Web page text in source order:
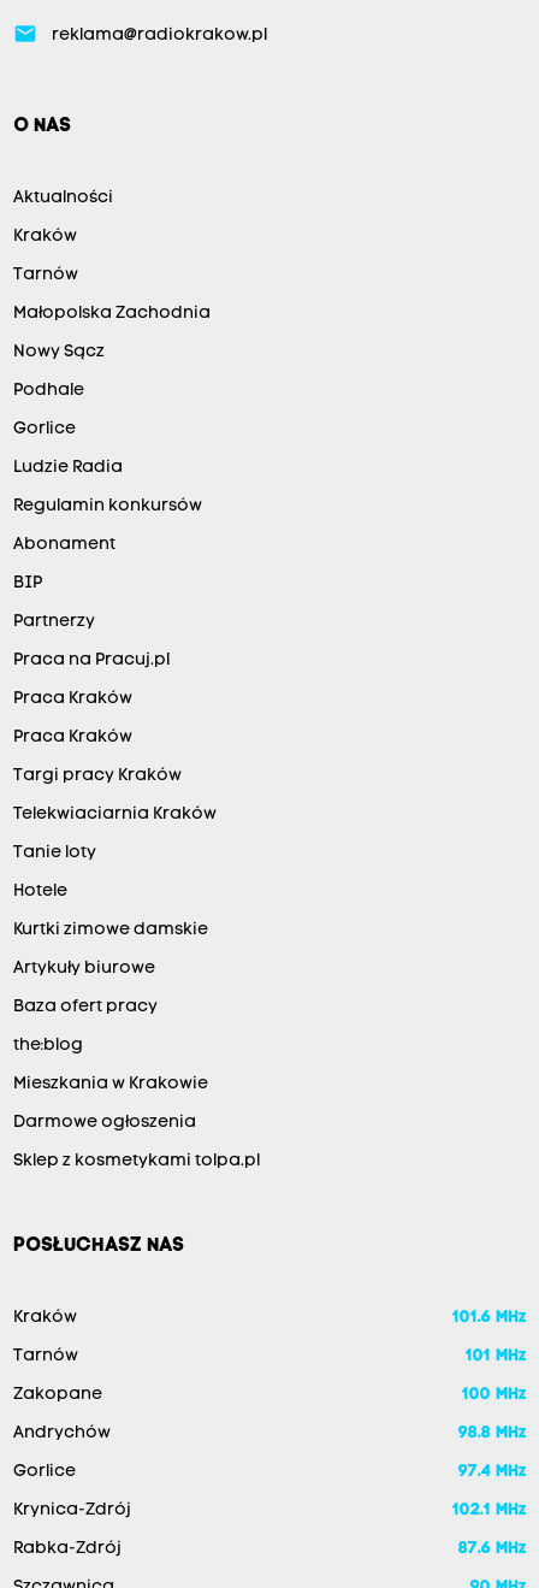
email reklama@radiokrakow.pl
O NAS
Aktualności
Kraków
Tarnów
Małopolska Zachodnia
Nowy Sącz
Podhale
Gorlice
Ludzie Radia
Regulamin konkursów
Abonament
BIP
Partnerzy
Praca na Pracuj.pl
Praca Kraków
Praca Kraków
Targi pracy Kraków
Telekwiaciarnia Kraków
Tanie loty
Hotele
Kurtki zimowe damskie
Artykuły biurowe
Baza ofert pracy
the:blog
Mieszkania w Krakowie
Darmowe ogłoszenia
Sklep z kosmetykami tolpa.pl
POSŁUCHASZ NAS
Kraków 101.6 MHz
Tarnów 101 MHz
Zakopane 100 MHz
Andrychów 98.8 MHz
Gorlice 97.4 MHz
Krynica-Zdrój 102.1 MHz
Rabka-Zdrój 87.6 MHz